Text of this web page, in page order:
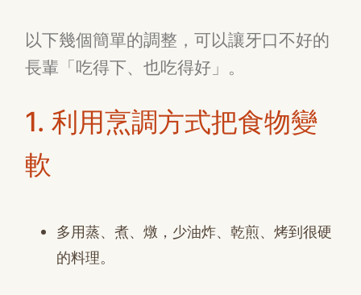
以下幾個簡單的調整，可以讓牙口不好的
長輩「吃得下、也吃得好」。
1. 利用烹調方式把食物變
軟
多用蒸、煮、燉，少油炸、乾煎、烤到很硬
的料理。